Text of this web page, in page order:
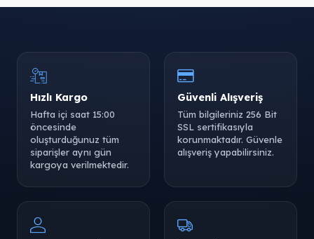
Hızlı Kargo
Hafta içi saat 15:00
öncesinde
oluşturduğunuz tüm
siparişler aynı gün
kargoya verilmektedir.
Güvenli Alışveriş
Tüm bilgileriniz 256 Bit
SSL sertifikasıyla
korunmaktadır. Güvenle
alışveriş yapabilirsiniz.